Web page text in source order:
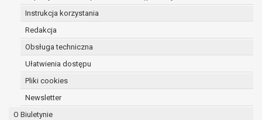
Instrukcja korzystania
Redakcja
Obsługa techniczna
Ułatwienia dostępu
Pliki cookies
Newsletter
O Biuletynie
której dane dotyczą, potrzebuje ich do
ustalenia, obrony lub dochodzenia
roszczeń,
osoba, której dane dotyczą, wniosła
sprzeciw wobec przetwarzania
danych - do czasu ustalenia czy
prawnie uzasadnione podstawy po